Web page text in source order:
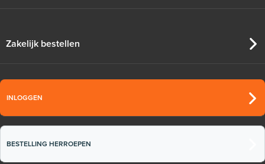
Zakelijk bestellen
INLOGGEN
BESTELLING HERROEPEN